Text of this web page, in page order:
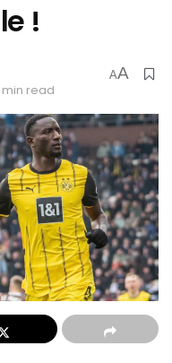
!
read
AA